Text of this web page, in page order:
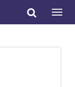
Toggle